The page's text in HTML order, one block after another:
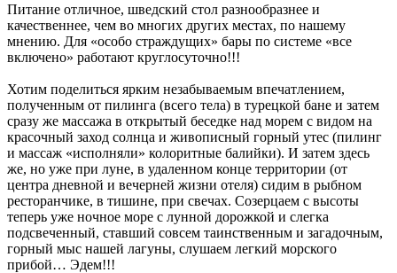
Питание отличное, шведский стол разнообразнее и
качественнее, чем во многих других местах, по нашему
мнению. Для «особо страждущих» бары по системе «все
включено» работают круглосуточно!!!
Хотим поделиться ярким незабываемым впечатлением,
полученным от пилинга (всего тела) в турецкой бане и затем
сразу же массажа в открытый беседке над морем с видом на
красочный заход солнца и живописный горный утес (пилинг
и массаж «исполняли» колоритные балийки). И затем здесь
же, но уже при луне, в удаленном конце территории (от
центра дневной и вечерней жизни отеля) сидим в рыбном
ресторанчике, в тишине, при свечах. Созерцаем с высоты
теперь уже ночное море с лунной дорожкой и слегка
подсвеченный, ставший совсем таинственным и загадочным,
горный мыс нашей лагуны, слушаем легкий морского
прибой… Эдем!!!